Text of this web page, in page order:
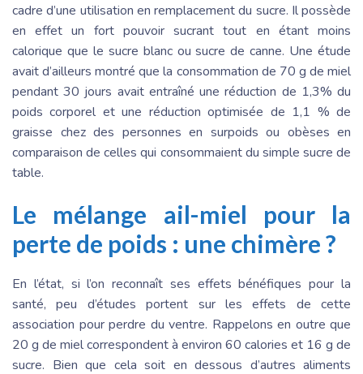
cadre d’une utilisation en remplacement du sucre. Il possède
en effet un fort pouvoir sucrant tout en étant moins
calorique que le sucre blanc ou sucre de canne. Une étude
avait d’ailleurs montré que la consommation de 70 g de miel
pendant 30 jours avait entraîné une réduction de 1,3% du
poids corporel et une réduction optimisée de 1,1 % de
graisse chez des personnes en surpoids ou obèses en
comparaison de celles qui consommaient du simple sucre de
table.
Le mélange ail-miel pour la
perte de poids : une chimère ?
En l’état, si l’on reconnaît ses effets bénéfiques pour la
santé, peu d’études portent sur les effets de cette
association pour perdre du ventre. Rappelons en outre que
20 g de miel correspondent à environ 60 calories et 16 g de
sucre. Bien que cela soit en dessous d’autres aliments